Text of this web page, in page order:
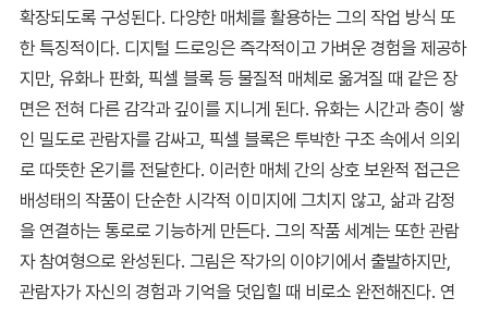
확장되도록 구성된다. 다양한 매체를 활용하는 그의 작업 방식 또
한 특징적이다. 디지털 드로잉은 즉각적이고 가벼운 경험을 제공하
지만, 유화나 판화, 픽셀 블록 등 물질적 매체로 옮겨질 때 같은 장
면은 전혀 다른 감각과 깊이를 지니게 된다. 유화는 시간과 층이 쌓
인 밀도로 관람자를 감싸고, 픽셀 블록은 투박한 구조 속에서 의외
로 따뜻한 온기를 전달한다. 이러한 매체 간의 상호 보완적 접근은
배성태의 작품이 단순한 시각적 이미지에 그치지 않고, 삶과 감정
을 연결하는 통로로 기능하게 만든다. 그의 작품 세계는 또한 관람
자 참여형으로 완성된다. 그림은 작가의 이야기에서 출발하지만,
관람자가 자신의 경험과 기억을 덧입힐 때 비로소 완전해진다. 연